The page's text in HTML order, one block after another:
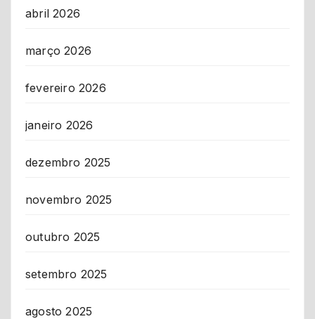
abril 2026
março 2026
fevereiro 2026
janeiro 2026
dezembro 2025
novembro 2025
outubro 2025
setembro 2025
agosto 2025